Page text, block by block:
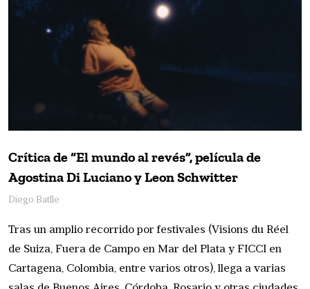
Crítica de “El mundo al revés”, película de
Agostina Di Luciano y Leon Schwitter
Diego Batlle
Tras un amplio recorrido por festivales (Visions du Réel
de Suiza, Fuera de Campo en Mar del Plata y FICCI en
Cartagena, Colombia, entre varios otros), llega a varias